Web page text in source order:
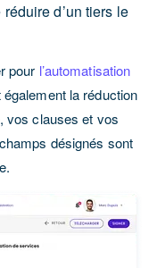
d’un tiers le
pour l’automatisation
la réduction
vos clauses et vos
désignés sont